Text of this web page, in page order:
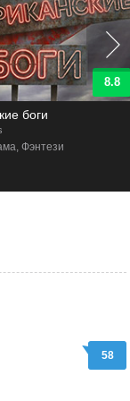
8.7
Город демонов
of Demons
58